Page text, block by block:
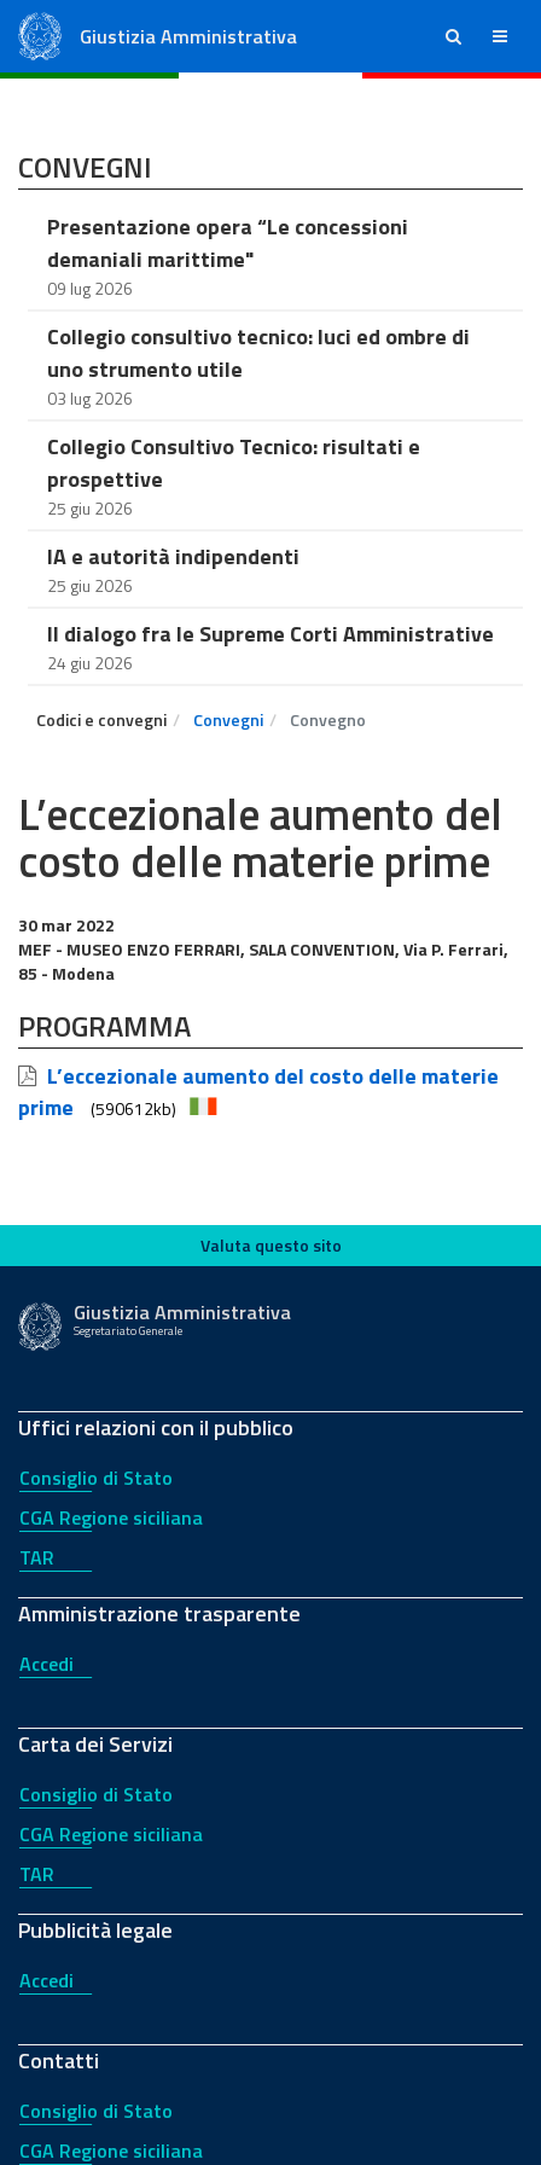
Giustizia Amministrativa ricerca menu
CONVEGNI
Presentazione opera “Le concessioni
demaniali marittime"
09 lug 2026
Collegio consultivo tecnico: luci ed ombre di
uno strumento utile
03 lug 2026
Collegio Consultivo Tecnico: risultati e
prospettive
25 giu 2026
IA e autorità indipendenti
25 giu 2026
Il dialogo fra le Supreme Corti Amministrative
24 giu 2026
Codici e convegni Convegni Convegno
L’eccezionale aumento del
costo delle materie prime
30 mar 2022
MEF - MUSEO ENZO FERRARI, SALA CONVENTION, Via P. Ferrari,
85 - Modena
PROGRAMMA
L’eccezionale aumento del costo delle materie
prime
(590612kb)
Valuta questo sito
Valuta questo sito
Giustizia Amministrativa
Segretariato Generale
Uffici relazioni con il pubblico
Consiglio di Stato
CGA Regione siciliana
TAR
Amministrazione trasparente
Accedi
Carta dei Servizi
Consiglio di Stato
CGA Regione siciliana
TAR
Pubblicità legale
Accedi
Contatti
Consiglio di Stato
CGA Regione siciliana